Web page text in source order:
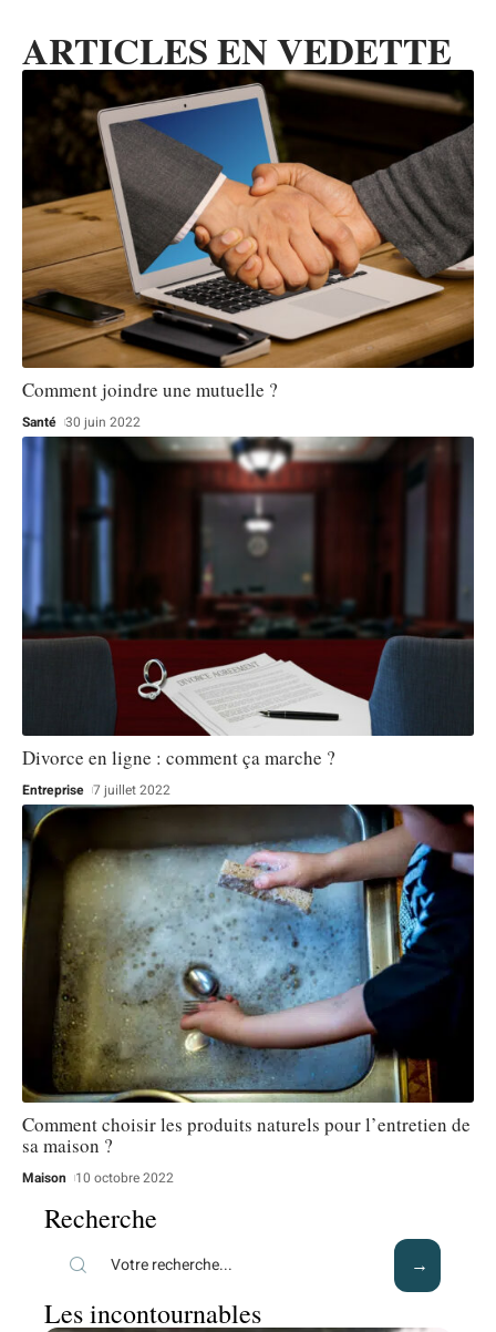
ARTICLES EN VEDETTE
Comment joindre une mutuelle ?
Santé 30 juin 2022
Divorce en ligne : comment ça marche ?
Entreprise 7 juillet 2022
Comment choisir les produits naturels pour l’entretien de
sa maison ?
Maison 10 octobre 2022
Recherche
Les incontournables